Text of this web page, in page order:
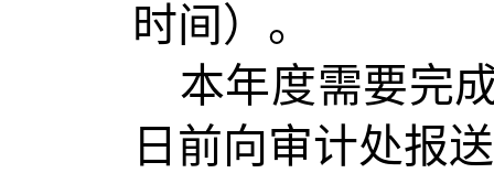
时间）。
本年度需要完
日前向审计处报